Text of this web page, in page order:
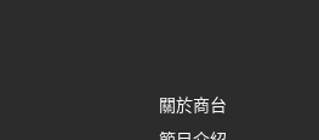
關於商台